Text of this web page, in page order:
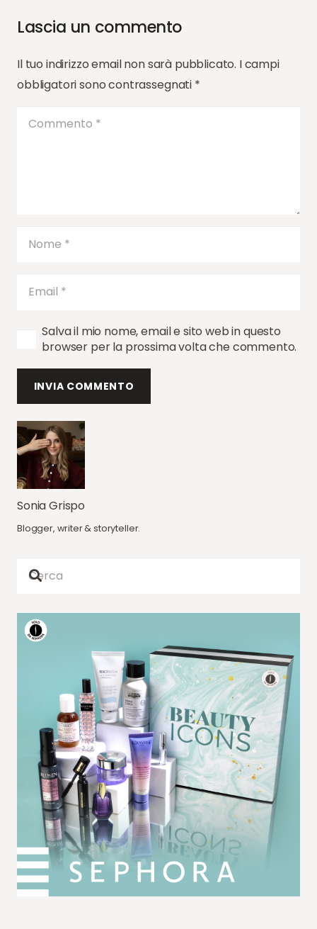
Lascia un commento
Il tuo indirizzo email non sarà pubblicato. I campi
obbligatori sono contrassegnati *
Salva il mio nome, email e sito web in questo
browser per la prossima volta che commento.
INVIA COMMENTO
Sonia Grispo
Blogger, writer & storyteller.